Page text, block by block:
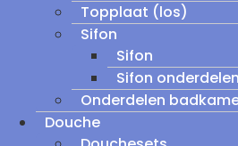
Topplaat (los)
Sifon
Sifon
Sifon onderdelen
Onderdelen
Douche